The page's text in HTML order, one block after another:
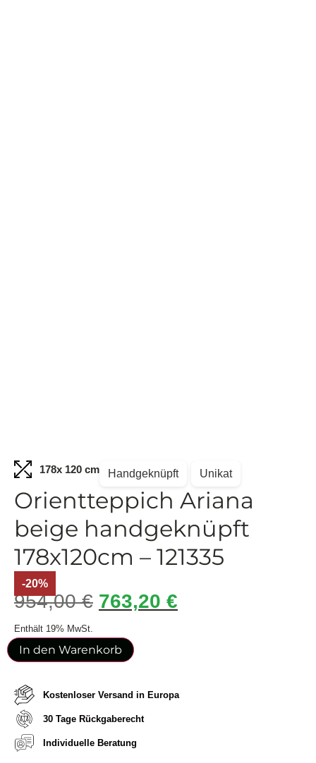
178x 120 cm Handgeknüpft Unikat
Orientteppich Ariana
beige handgeknüpft
178x120cm – 121335
-20%
954,00€ 763,20 €
Enthält 19% MwSt.
In den Warenkorb
Kostenloser Versand in Europa
30 Tage Rückgaberecht
Individuelle Beratung